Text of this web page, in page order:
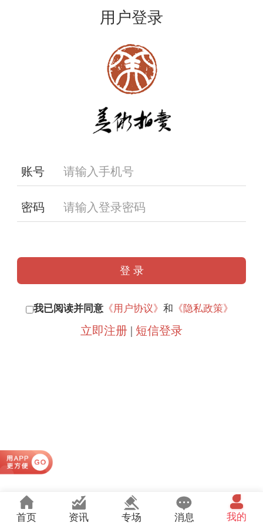
用户登录
账号
密码
我已阅读并同意 《用户协议》 和 《隐私政策》
立即注册 短信登录
首页 资讯 专场 消息 我的